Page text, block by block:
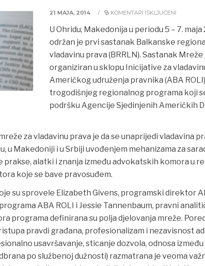
21 MAJA, 2014 / KOMENTARI ISKLJUČENI
U Ohridu, Makedonija u periodu 5 – 7. maja
održan je prvi sastanak Balkanske
vladavinu prava (BRRLN). Sastanak Mreže
organiziran u sklopu Inicijative za
Američkog udruženja pravnika (ABA
trogodišnjeg regionalnog programa koji
podršku Agencije Sjedinjenih Američkih
za vladavinu prava je da se unaprijedi vladavina
u Makedoniji i u Srbiji uvođenjem mehanizama za
prakse, alatki i znanja između advokatskih komora u
koje se bave pravosuđem.
su sprovele Elizabeth Givens, programski direktor
ABA ROLI i Jessie Tannenbaum, pravni
programa definirana su polja djelovanja mreže.
pravdi građana, profesionalizam i nezavisnost
usavršavanje, sticanje dozvola, odnosa
po službenoj dužnosti) razmatrana je veoma